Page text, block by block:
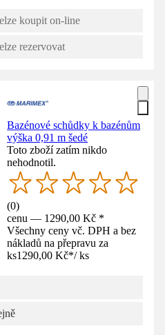
koupit on-line
rezervovat
Bazénové schůdky k bazénům
výška 0,91 m šedé
Toto zboží zatím nikdo
nehodnotil.
(0)
cenu — 1290,00 Kč *
Všechny ceny vč. DPH a bez
nákladů na přepravu za
ks1290,00 Kč*/ ks